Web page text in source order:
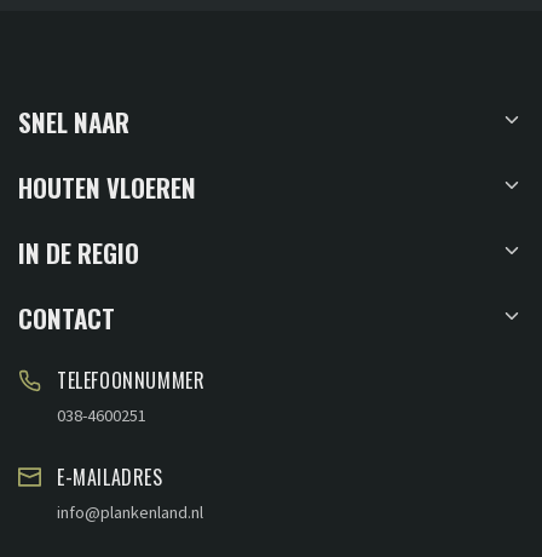
SNEL NAAR
HOUTEN VLOEREN
IN DE REGIO
CONTACT
TELEFOONNUMMER
038-4600251
E-MAILADRES
info@plankenland.nl